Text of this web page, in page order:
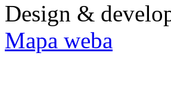
Design &
Mapa weba